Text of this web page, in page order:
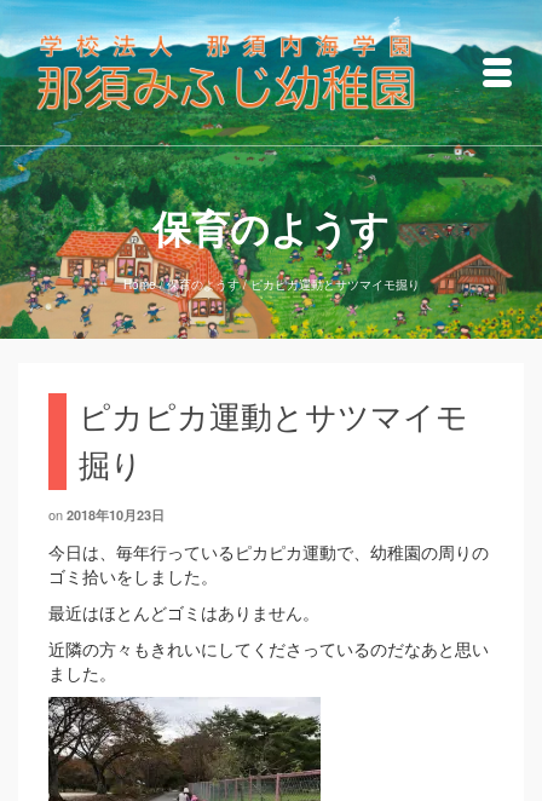
保育のようす
Home / 保育のようす / ピカピカ運動とサツマイモ掘り
ピカピカ運動とサツマイモ
掘り
on 2018年10月23日
今日は、毎年行っているピカピカ運動で、幼稚園の周りの
ゴミ拾いをしました。
最近はほとんどゴミはありません。
近隣の方々もきれいにしてくださっているのだなあと思い
ました。